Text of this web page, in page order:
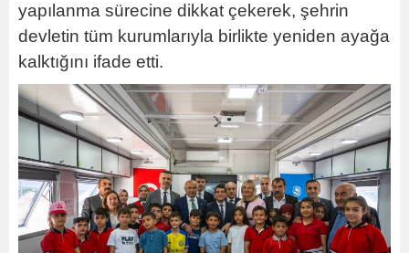
yapılanma sürecine dikkat çekerek, şehrin
devletin tüm kurumlarıyla birlikte yeniden ayağa
kalktığını ifade etti.